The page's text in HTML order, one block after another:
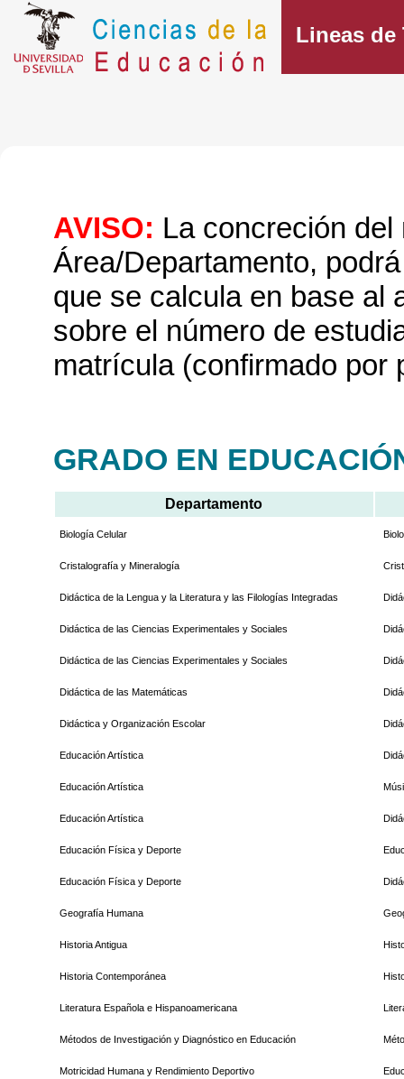
Lineas de
AVISO: La concreción
Área/Departamento,
que se calcula en base al
sobre el número de
matrícula (confirmado por
GRADO EN
Departamento
Biología Celular
Cristalografía y Mineralogía
Didáctica de la Lengua y la Literatura y las Filologías Integradas
Didáctica de las Ciencias Experimentales y Sociales
Didáctica de las Ciencias Experimentales y Sociales
Didáctica de las Matemáticas
Didáctica y Organización Escolar
Educación Artística
Educación Artística
Educación Artística
Educación Física y Deporte
Educación Física y Deporte
Geografía Humana
Historia Antigua
Historia Contemporánea
Literatura Española e Hispanoamericana
Métodos de Investigación y Diagnóstico en Educación
Motricidad Humana y Rendimiento Deportivo